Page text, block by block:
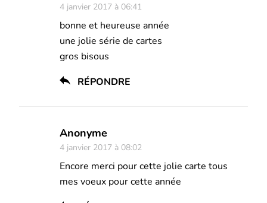
4 janvier 2017 à 06:41
bonne et heureuse année
une jolie série de cartes
gros bisous
RÉPONDRE
Anonyme
4 janvier 2017 à 08:02
Encore merci pour cette jolie carte tous
mes voeux pour cette année